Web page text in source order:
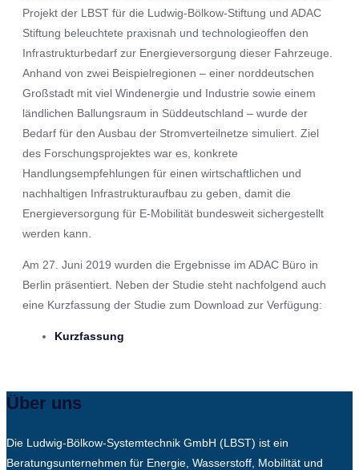
Projekt der LBST für die Ludwig-Bölkow-Stiftung und ADAC
Stiftung beleuchtete praxisnah und technologieoffen den
Infrastrukturbedarf zur Energieversorgung dieser Fahrzeuge.
Anhand von zwei Beispielregionen – einer norddeutschen
Großstadt mit viel Windenergie und Industrie sowie einem
ländlichen Ballungsraum in Süddeutschland – wurde der
Bedarf für den Ausbau der Stromverteilnetze simuliert. Ziel
des Forschungsprojektes war es, konkrete
Handlungsempfehlungen für einen wirtschaftlichen und
nachhaltigen Infrastrukturaufbau zu geben, damit die
Energieversorgung für E-Mobilität bundesweit sichergestellt
werden kann.
Am 27. Juni 2019 wurden die Ergebnisse im ADAC Büro in
Berlin präsentiert. Neben der Studie steht nachfolgend auch
eine Kurzfassung der Studie zum Download zur Verfügung:
Kurzfassung
Über uns
Die Ludwig-Bölkow-Systemtechnik GmbH (LBST) ist ein
Beratungsunternehmen für Energie, Wasserstoff, Mobilität und